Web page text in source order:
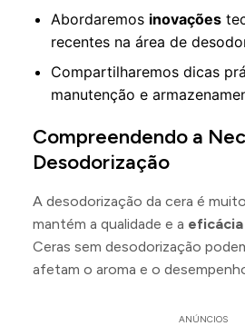
Abordaremos inovações
recentes na área de
Compartilharemos dicas
manutenção e
Compreendendo a
Desodorização
A desodorização da cera é
mantém a qualidade e a
Ceras sem desodorização
afetam o aroma e o
ANÚNCIOS